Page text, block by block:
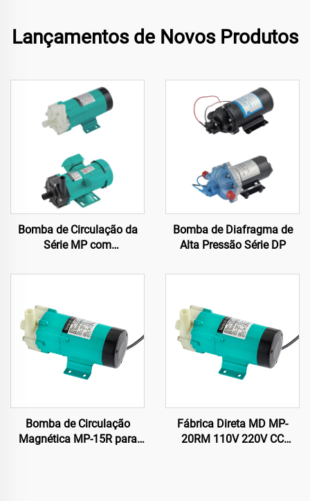
Lançamentos de Novos Produtos
Bomba de Circulação da
Série MP com
Bomba de Diafragma de
Alta Pressão Série DP
Bomba de Circulação
Magnética MP-15R para
Fábrica Direta MD MP-
20RM 110V 220V CC